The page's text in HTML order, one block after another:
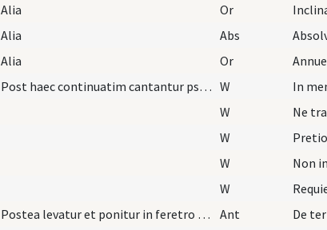
Alia Or
Alia Abs
Alia Or
Post haec continuatim cantantur psalmi et postea… W In
W Ne
W
W Non
W
Postea levatur et ponitur in feretro et postquam… Ant De